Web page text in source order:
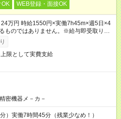
OK WEB登録・面接OK
万円 時給1550円×実働7h45m×週5日×4
ものではありません。※給与即受取りサ
有）
限として実費支給
密機器メ－カ－
）実働7時間45分（残業少なめ！）